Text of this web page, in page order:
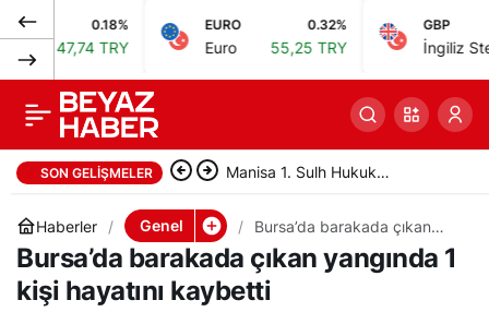
0.18%
TRY
EURO 0.32%
55,25 TRY
GBP
İngiliz Sterlini
SON GELIŞMELER Manisa 1. Sulh Hukuk
çıkardı
Haberler Genel
Bursa’da barakada çıkan
yangında 1 kişi hayatını
kaybetti
Bursa’da barakada çıkan yangında 1
kişi hayatını kaybetti
Niğde’de ormanda
silahlı kavgada 1 kişi
ağır yaralandı
Paylaş